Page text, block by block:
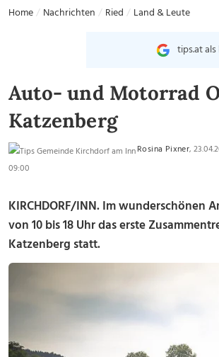
Home Nachrichten Ried Land & Leute
tips.at
Auto- und Motorrad
Katzenberg
Rosina Pixner,
09:00
KIRCHDORF/INN. Im wunderschönen
von 10 bis 18 Uhr das erste
Katzenberg statt.